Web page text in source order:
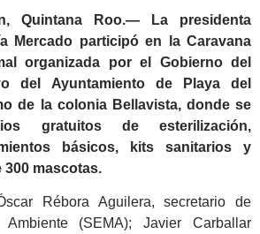
Quintana Roo.— La presidenta
Mercado participó en la Caravana
organizada por el Gobierno del
del Ayuntamiento de Playa del
de la colonia Bellavista, donde se
gratuitos de esterilización,
básicos, kits sanitarios y
300 mascotas.
Rébora Aguilera, secretario de
(SEMA); Javier Carballar